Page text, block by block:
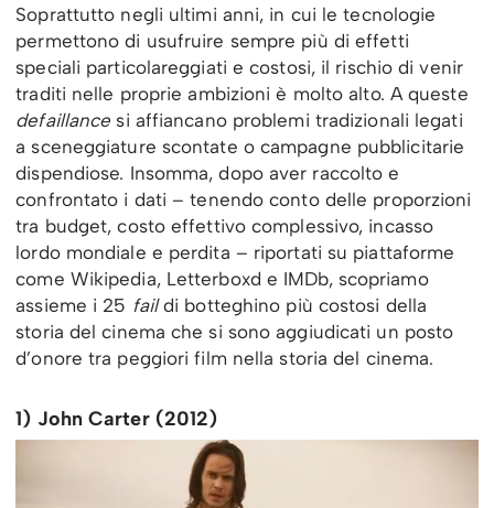
Soprattutto negli ultimi anni, in cui le tecnologie
permettono di usufruire sempre più di effetti
speciali particolareggiati e costosi, il rischio di venir
traditi nelle proprie ambizioni è molto alto. A queste
defaillance si affiancano problemi tradizionali legati
a sceneggiature scontate o campagne pubblicitarie
dispendiose. Insomma, dopo aver raccolto e
confrontato i dati – tenendo conto delle proporzioni
tra budget, costo effettivo complessivo, incasso
lordo mondiale e perdita – riportati su piattaforme
come Wikipedia, Letterboxd e IMDb, scopriamo
assieme i 25 faildi botteghino più costosi della
storia del cinema che si sono aggiudicati un posto
d’onore tra peggiori film nella storia del cinema.
1) John Carter (2012)